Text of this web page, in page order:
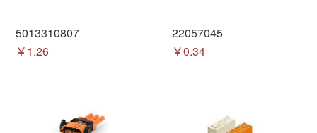
5013310807
￥1.26
22057045
￥0.34